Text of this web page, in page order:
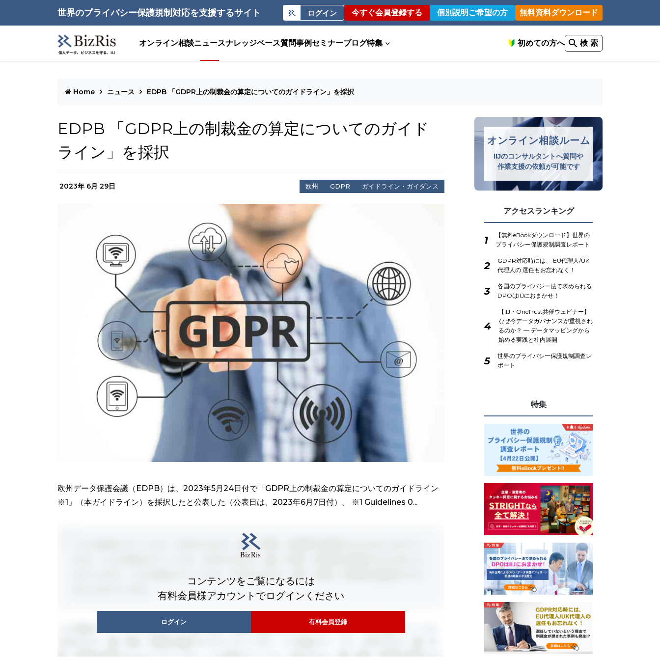
世界のプライバシー保護規制対応を支援するサイト ログイン 今すぐ会員登録する 個別説明ご希望の方 無料資料ダウンロード
オンライン相談ニュースナレッジベース質問事例 セミナーブログ特集 初めての方へ 検 索
Home ニュース EDPB 「GDPR上の制裁金の算定についてのガイドライン」を採択
EDPB 「GDPR上の制裁金の算定についてのガイド
ライン」を採択
2023年 6月 29日 欧州 GDPR ガイドライン・ガイダンス
欧州データ保護会議（EDPB）は、2023年5月24日付で「GDPR上の制裁金の算定についてのガイドライン
※1」（本ガイドライン）を採択したと公表した（公表日は、2023年6月7日付）。 ※1 Guidelines 0...
コンテンツをご覧になるには
有料会員様アカウントでログインください
ログイン 有料会員登録
オンライン相談ルーム
IIJのコンサルタントへ質問や
作業支援の依頼が可能です
アクセスランキング
1
【無料eBookダウンロード】世界の
プライバシー保護規制調査レポート
2
GDPR対応時には、 EU代理人/UK
代理人の 選任もお忘れなく！
3
各国のプライバシー法で求められる
DPOはIIJにおまかせ！
4
【IIJ・OneTrust共催ウェビナー】
なぜ今データガバナンスが重視され
るのか？ ― データマッピングから
始める実践と社内展開
5
世界のプライバシー保護規制調査レ
ポート
特集